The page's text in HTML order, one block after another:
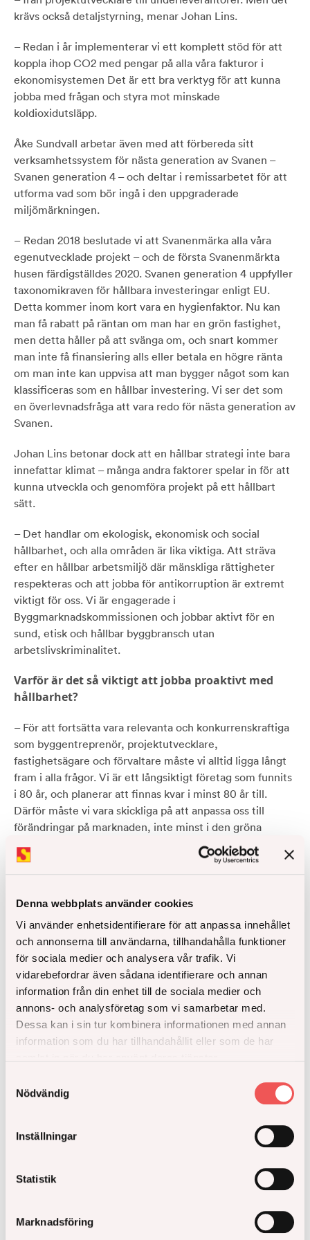
Denna webbplats använder cookies
Vi använder enhetsidentifierare för att anpassa innehållet
och annonserna till användarna, tillhandahålla funktioner
för sociala medier och analysera vår trafik. Vi
vidarebefordrar även sådana identifierare och annan
information från din enhet till de sociala medier och
annons- och analysföretag som vi samarbetar med.
Dessa kan i sin tur kombinera informationen med annan
information som du har tillhandahållit eller som de har
Nödvändig
Inställningar
Statistik
Marknadsföring
krävs också detaljstyrning, menar Johan Lins.
– Redan i år implementerar vi ett komplett stöd för att
koppla ihop CO2 med pengar på alla våra fakturor i
ekonomisystemen Det är ett bra verktyg för att kunna
jobba med frågan och styra mot minskade
koldioxidutsläpp.
Åke Sundvall arbetar även med att förbereda sitt
verksamhetssystem för nästa generation av Svanen –
Svanen generation 4 ­– och deltar i remissarbetet för att
utforma vad som bör ingå i den uppgraderade
miljömärkningen.
– Redan 2018 beslutade vi att Svanenmärka alla våra
egenutvecklade projekt – och de första Svanenmärkta
husen färdigställdes 2020. Svanen generation 4 uppfyller
taxonomikraven för hållbara investeringar enligt EU.
Detta kommer inom kort vara en hygienfaktor. Nu kan
man få rabatt på räntan om man har en grön fastighet,
men detta håller på att svänga om, och snart kommer
man inte få finansiering alls eller betala en högre ränta
om man inte kan uppvisa att man bygger något som kan
klassificeras som en hållbar investering. Vi ser det som
en överlevnadsfråga att vara redo för nästa generation av
Svanen.
Johan Lins betonar dock att en hållbar strategi inte bara
innefattar klimat – många andra faktorer spelar in för att
kunna utveckla och genomföra projekt på ett hållbart
sätt.
– Det handlar om ekologisk, ekonomisk och social
hållbarhet, och alla områden är lika viktiga. Att sträva
efter en hållbar arbetsmiljö där mänskliga rättigheter
respekteras och att jobba för antikorruption är extremt
viktigt för oss. Vi är engagerade i
Byggmarknadskommissionen och jobbar aktivt för en
sund, etisk och hållbar byggbransch utan
arbetslivskriminalitet.
Varför är det så viktigt att jobba proaktivt med
hållbarhet?
– För att fortsätta vara relevanta och konkurrenskraftiga
som byggentreprenör, projektutvecklare,
fastighetsägare och förvaltare måste vi alltid ligga långt
fram i alla frågor. Vi är ett långsiktigt företag som funnits
i 80 år, och planerar att finnas kvar i minst 80 år till.
Därför måste vi vara skickliga på att anpassa oss till
förändringar på marknaden, inte minst i den gröna
omställningen som vår bransch är en viktig del av. Detta
är viktigt för oss själva, våra leverantörer, kunder,
medarbetare och de som bor och verkar i våra hus.